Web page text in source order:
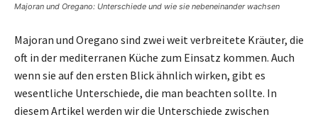
Majoran und Oregano: Unterschiede und wie sie nebeneinander wachsen
Majoran und Oregano sind zwei weit verbreitete Kräuter, die
oft in der mediterranen Küche zum Einsatz kommen. Auch
wenn sie auf den ersten Blick ähnlich wirken, gibt es
wesentliche Unterschiede, die man beachten sollte. In
diesem Artikel werden wir die Unterschiede zwischen